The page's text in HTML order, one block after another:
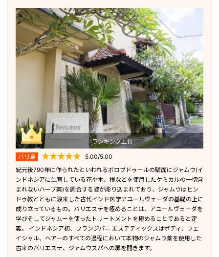
ランキング上位
バリ島
5.00/5.00
紀元後790年に作られたといわれるボロブドゥールの壁面にジャムウ(イ
ンドネシアに生育している花や木、根などを使用したケミカルの一切含
まれないハーブ薬)を調合する姿が彫り込まれており、ジャムウはヒン
ドゥ教とともに渡来した古代インド医学アユールヴェーダの基礎の上に
成り立っているもの。バリエステを極めることは、アユールヴェーダを
学びそしてジャムーを使ったトリートメントを極めることであると定
義。 インドネシア初、フランジパニ エステティックスはボディ、フェ
イシャル、ヘアーのすべての過程において本物のジャムウ薬を使用した
古来のバリエステ、ジャムウスパへの扉を開きます。
フ
ーズ
日の過ごし方
島発インドネシア国内ツアー
島発インドネシア国外ツアー
遺産
ウブド
人気観光ツアーラン
フィッシング
マングローブ
ATV (四輪バギー)
伝統舞踊/ショー